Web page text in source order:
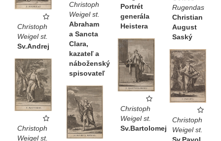
Portrét
generála
Heistera
Rugendas
Christian
August
Saský
Christoph
Weigel st.
Abraham
a Sancta
Clara,
kazateľ a
náboženský
spisovateľ
Christoph
Weigel st.
Sv.Andrej
Christoph
Weigel st.
Sv.Bartolomej
Christoph
Weigel st.
Sv.Pavol
Christoph
Weigel st.